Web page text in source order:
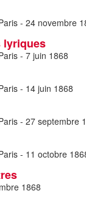
- 24 novembre
lyriques
- 7 juin 1868
- 14 juin 1868
- 27 septembre
- 11 octobre
1868